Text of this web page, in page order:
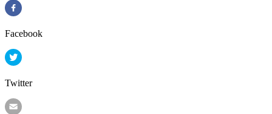
Facebook
Twitter